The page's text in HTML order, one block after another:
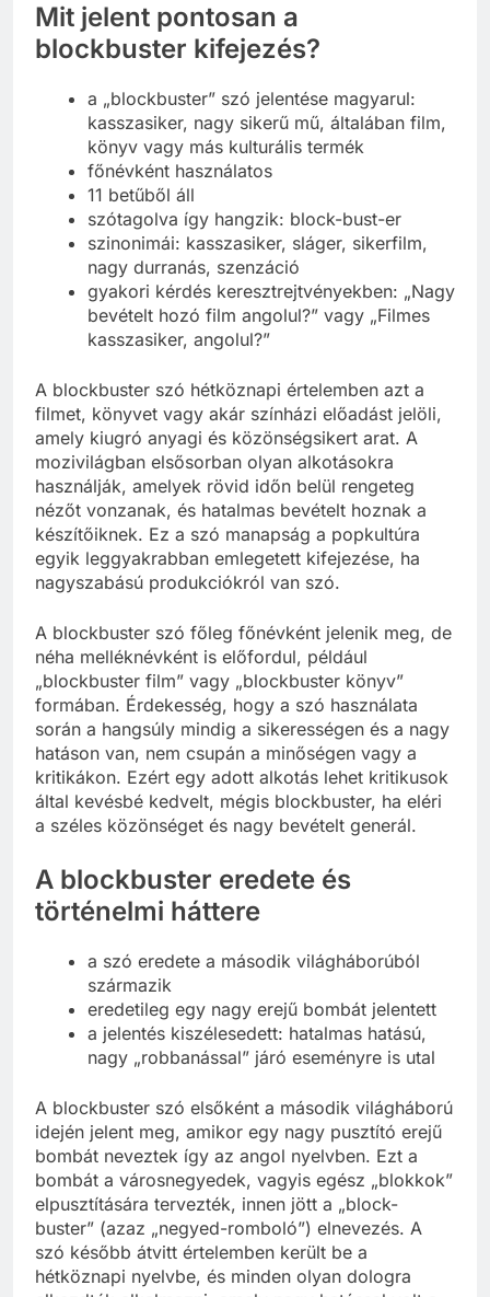
Mit jelent pontosan a
blockbuster kifejezés?
a „blockbuster” szó jelentése magyarul:
kasszasiker, nagy sikerű mű, általában film,
könyv vagy más kulturális termék
főnévként használatos
11 betűből áll
szótagolva így hangzik: block-bust-er
szinonimái: kasszasiker, sláger, sikerfilm,
nagy durranás, szenzáció
gyakori kérdés keresztrejtvényekben: „Nagy
bevételt hozó film angolul?” vagy „Filmes
kasszasiker, angolul?”
A blockbuster szó hétköznapi értelemben azt a
filmet, könyvet vagy akár színházi előadást jelöli,
amely kiugró anyagi és közönségsikert arat. A
mozivilágban elsősorban olyan alkotásokra
használják, amelyek rövid időn belül rengeteg
nézőt vonzanak, és hatalmas bevételt hoznak a
készítőiknek. Ez a szó manapság a popkultúra
egyik leggyakrabban emlegetett kifejezése, ha
nagyszabású produkciókról van szó.
A blockbuster szó főleg főnévként jelenik meg, de
néha melléknévként is előfordul, például
„blockbuster film” vagy „blockbuster könyv”
formában. Érdekesség, hogy a szó használata
során a hangsúly mindig a sikerességen és a nagy
hatáson van, nem csupán a minőségen vagy a
kritikákon. Ezért egy adott alkotás lehet kritikusok
által kevésbé kedvelt, mégis blockbuster, ha eléri
a széles közönséget és nagy bevételt generál.
A blockbuster eredete és
történelmi háttere
a szó eredete a második világháborúból
származik
eredetileg egy nagy erejű bombát jelentett
a jelentés kiszélesedett: hatalmas hatású,
nagy „robbanással” járó eseményre is utal
A blockbuster szó elsőként a második világháború
idején jelent meg, amikor egy nagy pusztító erejű
bombát neveztek így az angol nyelvben. Ezt a
bombát a városnegyedek, vagyis egész „blokkok”
elpusztítására tervezték, innen jött a „block-
buster” (azaz „negyed-romboló”) elnevezés. A
szó később átvitt értelemben került be a
hétköznapi nyelvbe, és minden olyan dologra